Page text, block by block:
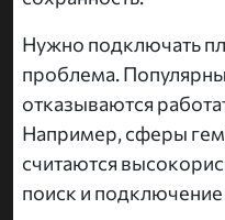
Нужно подключать
проблема.
отказываются
Например, сферы
считаются
поиск и подключение